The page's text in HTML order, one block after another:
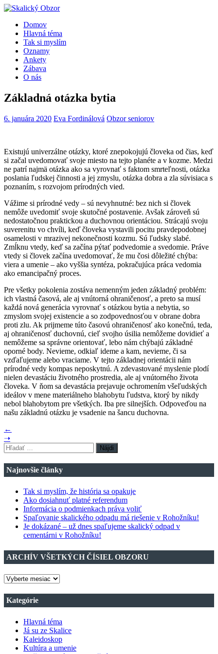
Domov
Hlavná téma
Tak si myslím
Oznamy
Ankety
Zábava
O nás
Základná otázka bytia
6. januára 2020 Eva Fordinálová Obzor seniorov
Existujú univerzálne otázky, ktoré znepokojujú človeka od čias, keď
si začal uvedomovať svoje miesto na tejto planéte a v kozme. Medzi
ne patrí najmä otázka ako sa vyrovnať s faktom smrteľnosti, otázka
poslania ľudskej činnosti a jej zmyslu, otázka dobra a zla súvisiaca s
poznaním, s rozvojom prírodných vied.
Vážime si prírodné vedy – sú nevyhnutné: bez nich si človek
nemôže uvedomiť svoje skutočné postavenie. Avšak zároveň sú
nedostatočnou praktickou a duchovnou orientáciou. Strácajú svoju
suverenitu vo chvíli, keď človeka vystavili pocitu pravdepodobnej
osamelosti v mrazivej nekonečnosti kozmu. Sú ľudsky slabé.
Zmĺknu vtedy, keď sa začína pýtať podvedomie a svedomie. Práve
vtedy si človek začína uvedomovať, že mu čosi dôležité chýba:
viera a umenie – ako vyššia syntéza, pokračujúca práca vedomia
ako emancipačný proces.
Pre všetky pokolenia zostáva nemenným jeden základný problém:
ich vlastná časová, ale aj vnútorná ohraničenosť, a preto sa musí
každá nová generácia vyrovnať s otázkou bytia a nebytia, so
zmyslom svojej existencie a so zodpovednosťou v obrane dobra
proti zlu. Ak prijmeme túto časovú ohraničenosť ako konečnú, teda,
aj ohraničenosť duchovnú, cieľ svojho úsilia nemôžeme dovidieť a
nemôžeme sa správne orientovať, lebo nám chýbajú základné
oporné body. Nevieme, odkiaľ ideme a kam, nevieme, či sa
vzďaľujeme alebo vraciame. V tejto základnej orientácii nám
prírodné vedy kompas neposkytnú. A zdevastované myslenie plodí
nielen devastáciu životného prostredia, ale aj vnútorného života
človeka. V ňom sa devastácia prejavuje ochromením všeľudských
ideálov v mene materiálneho blahobytu ľudstva, ktorý by nikdy
nebol blahobytom pre všetkých. Iba pre silnejších. Odpoveďou na
našu základnú otázku je vsadenie na šancu duchovna.
←
➝
Hľadať:
Najnovšie články
Tak si myslím, že história sa opakuje
Ako dosiahnuť platné referendum
Informácia o podmienkach práva voliť
Spaľovanie skalického odpadu má riešenie v Rohožníku!
Je dokázané – už dnes spaľujeme skalický odpad v
cementárni v Rohožníku!
ARCHÍV VŠETKÝCH ČÍSIEL OBZORU
ARCHÍV
ČÍSIEL
OBZORU
Kategórie
Hlavná téma
Já su ze Skalice
Kaleidoskop
Kultúra a umenie